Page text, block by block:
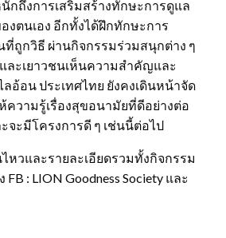
กถึงการเสริมสร้างทักษะการดูแล
ตนเอง อีกทั้งได้ฝึกทักษะการ
ที่ถูกวิธี ผ่านกิจกรรมร่วมสนุกต่าง ๆ
ละเยาวชนเห็นความสำคัญและ
อ้อน ประเทศไทย ยังคงเดินหน้าจัด
ความรู้เรื่องสุขอนามัยที่ดีอย่างต่อ
จะมีโครงการดี ๆ เช่นนี้ต่อไป
หวและรายละเอียดรวมทั้งกิจกรรม
FB : LION Goodness Society และ